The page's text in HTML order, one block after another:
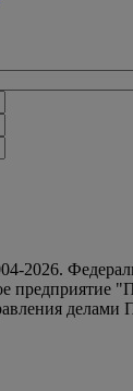
2026.
предприятие
делами